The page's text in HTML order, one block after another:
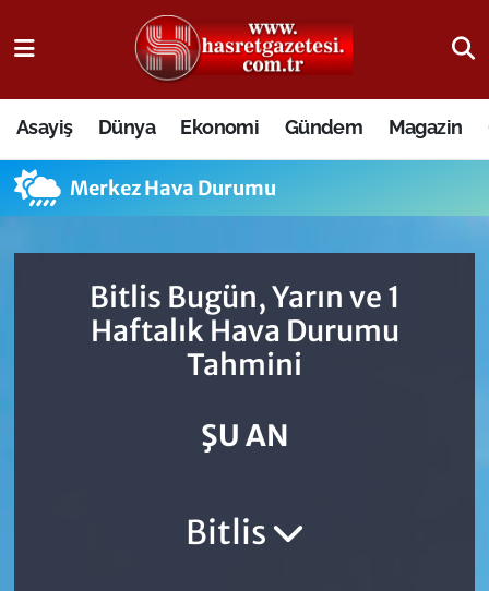
Asayiş Dünya Ekonomi Gündem Magazin
Merkez Hava Durumu
Bitlis Bugün, Yarın ve 1
Haftalık Hava Durumu
Tahmini
ŞU AN
Bitlis
Osmaniye Nöbetçi Eczaneler
Osmaniye Hava Durumu
Osmaniye Trafik Yoğunluk Haritası
Süper Lig Puan Durumu ve Fikstür
Tüm Manşetler
Son Dakika Haberleri